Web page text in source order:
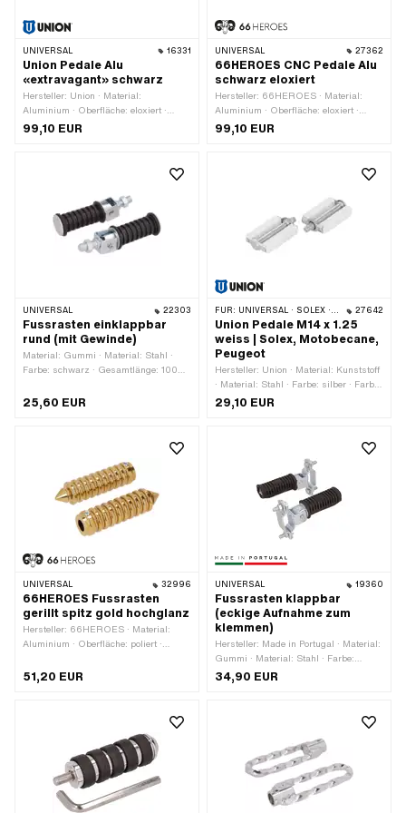
UNIVERSAL 16331
Union Pedale Alu
«extravagant» schwarz
Hersteller: Union · Material:
Aluminium · Oberfläche: eloxiert ·
Farbe: schwarz · Antrieb:
Aussensechskant · Antrieb:
99,10 EUR
UNIVERSAL 27362
66HEROES CNC Pedale Alu
schwarz eloxiert
Hersteller: 66HEROES · Material:
Aluminium · Oberfläche: eloxiert ·
Farbe: schwarz · Reflektoren: Nein
99,10 EUR
UNIVERSAL 22303
Fussrasten einklappbar
rund (mit Gewinde)
Material: Gummi · Material: Stahl ·
Farbe: schwarz · Gesamtlänge: 100
mm · Gewindeart: MF12x1.25
(Feingewinde)
25,60 EUR
FÜR: UNIVERSAL · SOLEX · MBK / MOTOBÉCANE · PEUGEOT 27642
Union Pedale M14 x 1.25
weiss | Solex, Motobecane,
Peugeot
Hersteller: Union · Material: Kunststoff
· Material: Stahl · Farbe: silber · Farbe:
weiss · Antrieb: Aussenzweikant ·
Reflektoren: Nein · Gewindeart:
29,10 EUR
UNIVERSAL 32996
66HEROES Fussrasten
gerillt spitz gold hochglanz
Hersteller: 66HEROES · Material:
Aluminium · Oberfläche: poliert ·
Gesamtlänge: 126 mm · Tiefe: 62 mm
51,20 EUR
UNIVERSAL 19360
Fussrasten klappbar
(eckige Aufnahme zum
klemmen)
Hersteller: Made in Portugal · Material:
Gummi · Material: Stahl · Farbe:
schwarz · Antrieb: Aussenzweikant ·
34,90 EUR